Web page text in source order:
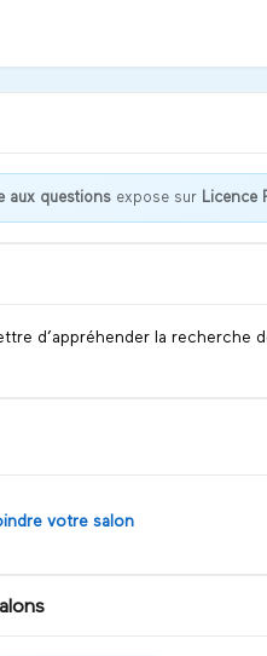
aux questionsexpose sur Licence
d’appréhender la recherche
votre salon